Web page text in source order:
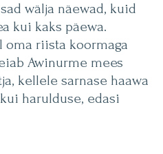
wälja näewad, kuid
kui kaks päewa.
oma riista koormaga
Awinurme mees
kellele sarnase haawa
harulduse, edasi